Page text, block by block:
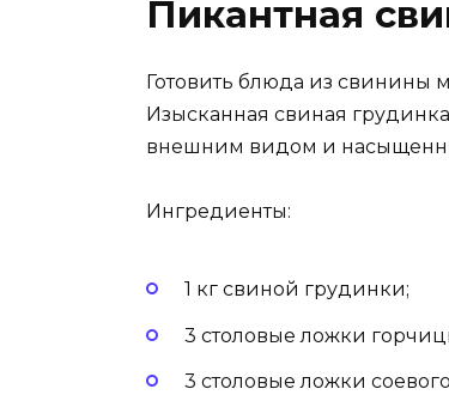
Пикантная
Готовить блюда из свинины
Изысканная свиная
внешним видом и
Ингредиенты:
1 кг свиной грудинки;
3 столовые ложки
3 столовые ложки